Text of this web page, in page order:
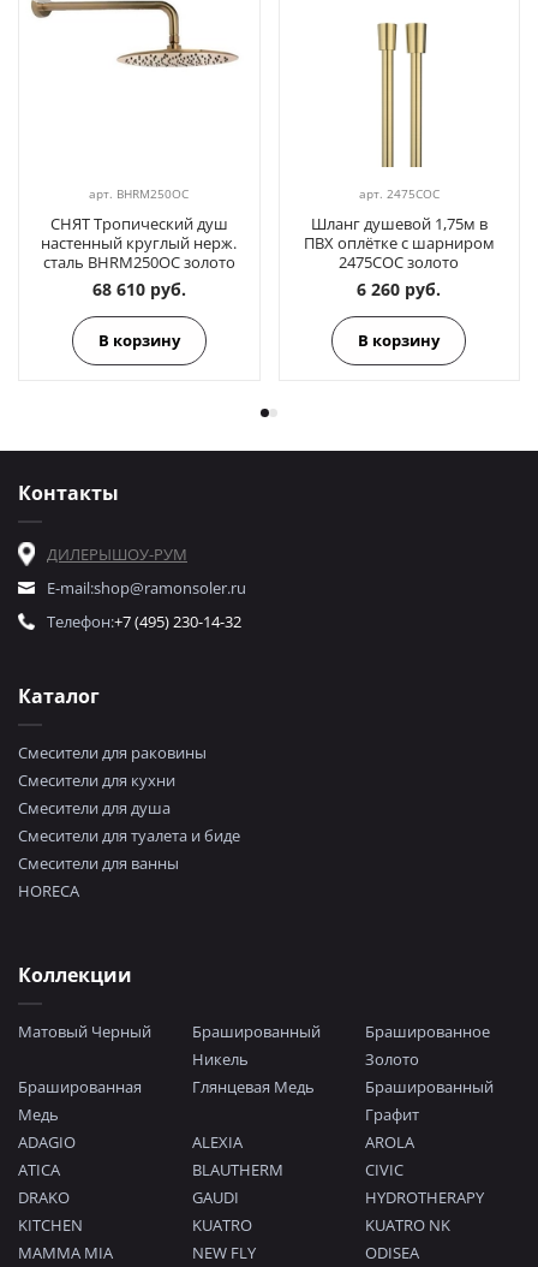
арт. BHRM250OC
СНЯТ Тропический душ
настенный круглый нерж.
сталь BHRM250OC золото
68 610 руб.
В корзину
арт. 2475COC
Шланг душевой 1,75м в
ПВХ оплётке с шарниром
2475COC золото
6 260 руб.
В корзину
Каталог
Смесители для раковины
Смесители для кухни
Смесители для душа
Смесители для туалета и биде
Смесители для ванны
HORECA
Коллекции
Матовый Черный
Брашированный
Никель
Брашированное
Золото
Брашированная
Медь
Глянцевая Медь
Брашированный
Графит
ADAGIO
ALEXIA
AROLA
ATICA
BLAUTHERM
CIVIC
DRAKO
GAUDI
HYDROTHERAPY
KITCHEN
KUATRO
KUATRO NK
MAMMA MIA
NEW FLY
ODISEA
Контакты
ДИЛЕРЫШОУ-РУМ
E-mail:shop@ramonsoler.ru
Телефон:+7 (495) 230-14-32